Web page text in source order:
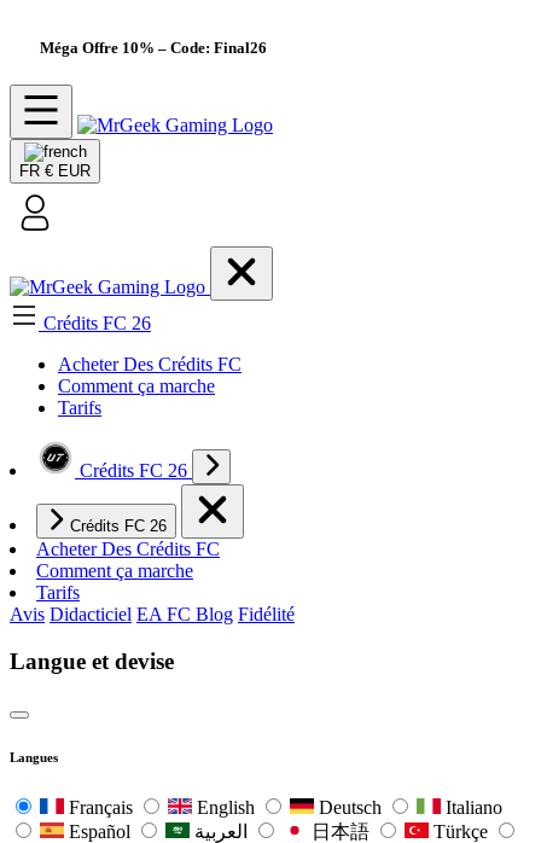
Méga Offre 10% – Code: Final26
FR € EUR
Crédits FC 26
Acheter Des Crédits FC
Comment ça marche
Tarifs
Crédits FC 26
Crédits FC 26
Acheter Des Crédits FC
Comment ça marche
Tarifs
Avis Didacticiel EA FC Blog Fidélité
Langue et devise
Langues
Français English Deutsch
Italiano
Español
日本語
Türkçe